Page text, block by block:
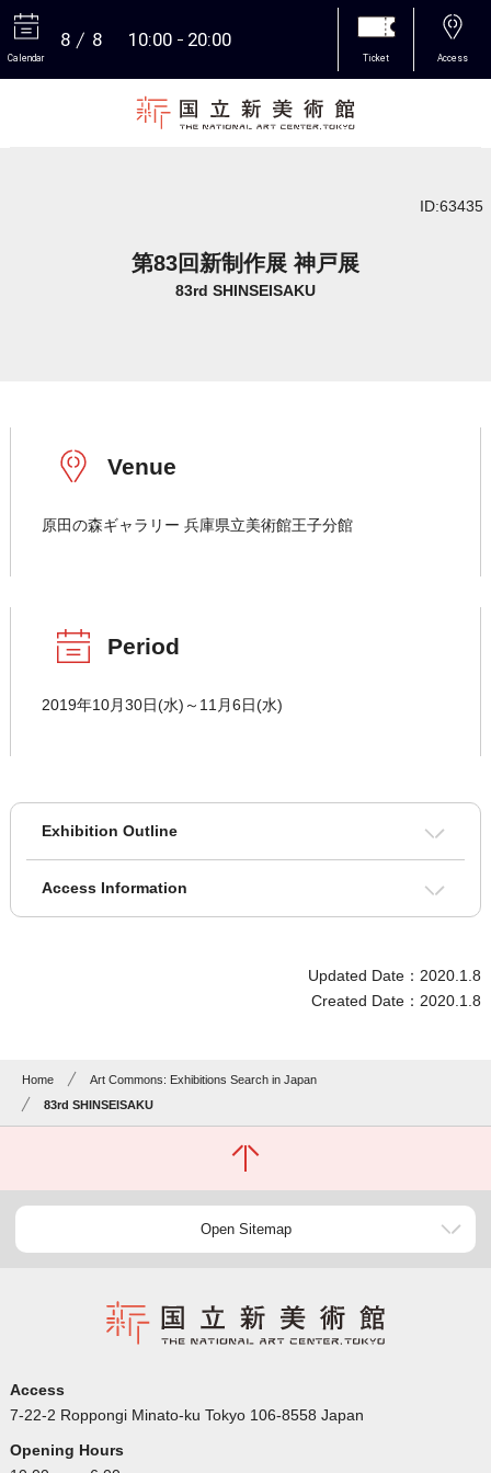
Calendar
8 8 10:00 20:00
Ticket Access
ID:63435
第83回新制作展 神戸展
83rd SHINSEISAKU
Venue
原田の森ギャラリー 兵庫県立美術館王子分館
Period
2019年10月30日(水)～11月6日(水)
Exhibition Outline
Access Information
Updated Date：2020.1.8
Created Date：2020.1.8
Home
Art Commons: Exhibitions Search in Japan
83rd SHINSEISAKU
Open Sitemap
Access
7-22-2 Roppongi Minato-ku Tokyo 106-8558 Japan
Opening Hours